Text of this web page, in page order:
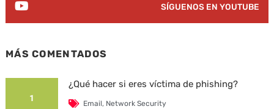
SÍGUENOS EN YOUTUBE
MÁS COMENTADOS
1
¿Qué hacer si eres víctima de phishing?
Email, Network Security